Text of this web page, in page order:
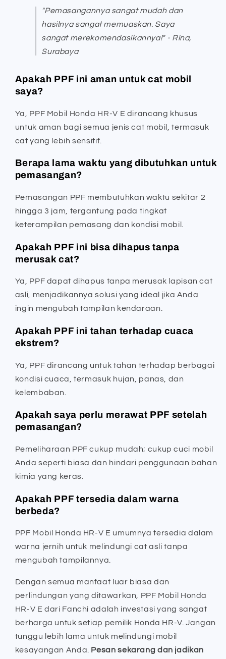
"Pemasangannya sangat mudah dan
hasilnya sangat memuaskan. Saya
sangat merekomendasikannya!" - Rina,
Surabaya
Apakah PPF ini aman untuk cat mobil
saya?
Ya, PPF Mobil Honda HR-V E dirancang khusus
untuk aman bagi semua jenis cat mobil, termasuk
cat yang lebih sensitif.
Berapa lama waktu yang dibutuhkan untuk
pemasangan?
Pemasangan PPF membutuhkan waktu sekitar 2
hingga 3 jam, tergantung pada tingkat
keterampilan pemasang dan kondisi mobil.
Apakah PPF ini bisa dihapus tanpa
merusak cat?
Ya, PPF dapat dihapus tanpa merusak lapisan cat
asli, menjadikannya solusi yang ideal jika Anda
ingin mengubah tampilan kendaraan.
Apakah PPF ini tahan terhadap cuaca
ekstrem?
Ya, PPF dirancang untuk tahan terhadap berbagai
kondisi cuaca, termasuk hujan, panas, dan
kelembaban.
Apakah saya perlu merawat PPF setelah
pemasangan?
Pemeliharaan PPF cukup mudah; cukup cuci mobil
Anda seperti biasa dan hindari penggunaan bahan
kimia yang keras.
Apakah PPF tersedia dalam warna
berbeda?
PPF Mobil Honda HR-V E umumnya tersedia dalam
warna jernih untuk melindungi cat asli tanpa
mengubah tampilannya.
Dengan semua manfaat luar biasa dan
perlindungan yang ditawarkan, PPF Mobil Honda
HR-V E dari Fanchi adalah investasi yang sangat
berharga untuk setiap pemilik Honda HR-V. Jangan
tunggu lebih lama untuk melindungi mobil
kesayangan Anda. Pesan sekarang dan jadikan